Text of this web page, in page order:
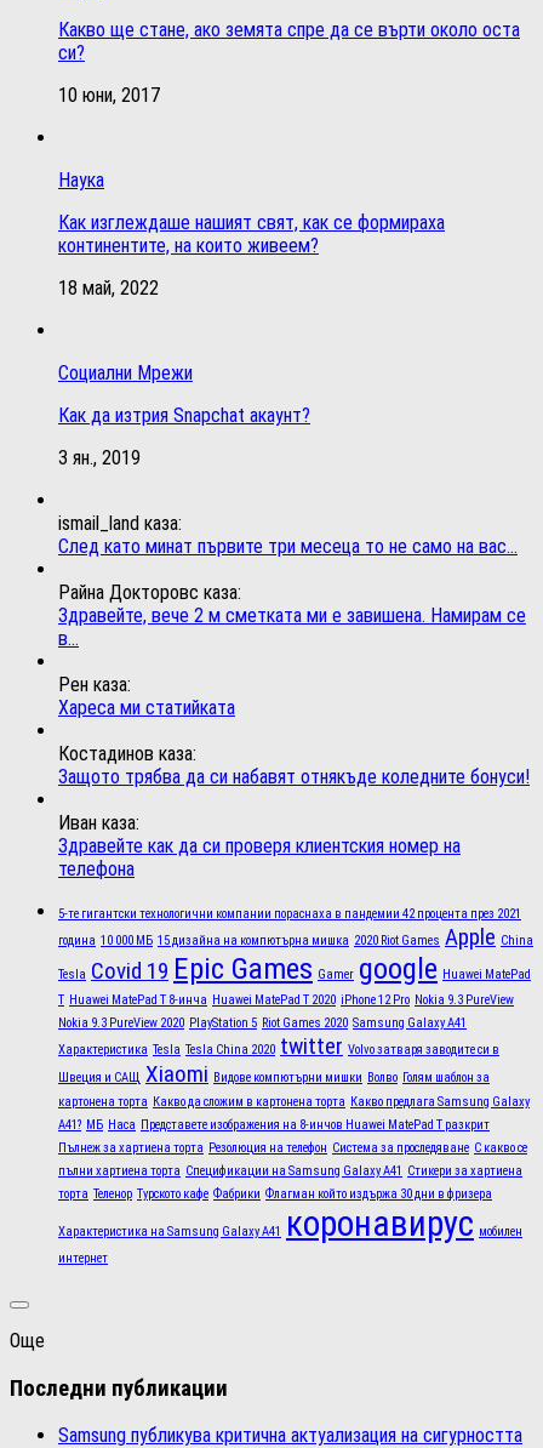
Какво ще стане, ако земята спре да се върти около оста
си?
10 юни, 2017
Наука
Как изглеждаше нашият свят, как се формираха
континентите, на които живеем?
18 май, 2022
Социални Мрежи
Как да изтрия Snapchat акаунт?
3 ян., 2019
ismail_land каза:
След като минат първите три месеца то не само на вас...
Райна Докторовс каза:
Здравейте, вече 2 м сметката ми е завишена. Намирам се
в...
Рен каза:
Хареса ми статийката
Костадинов каза:
Защото трябва да си набавят отнякъде коледните бонуси!
Иван каза:
Здравейте как да си проверя клиентския номер на
телефона
5-те гигантски технологични компании пораснаха в пандемии 42 процента през 2021
година 10 000 МБ 15 дизайна на компютърна мишка 2020 Riot Games Apple China
Tesla Covid 19 Epic Games Gamer google Huawei MatePad
T Huawei MatePad T 8-инча Huawei MatePad T 2020 iPhone 12 Pro Nokia 9.3 PureView
Nokia 9.3 PureView 2020 PlayStation 5 Riot Games 2020 Samsung Galaxy A41
Характеристика Tesla Tesla China 2020 twitter Volvo затваря заводите си в
Швеция и САЩ Xiaomi Видове компютърни мишки Волво Голям шаблон за
картонена торта Какво да сложим в картонена торта Какво предлага Samsung Galaxy
A41? МБ Наса Представете изображения на 8-инчов Huawei MatePad T разкрит
Пълнеж за хартиена торта Резолюция на телефон Система за проследяване С какво се
пълни хартиена торта Спецификации на Samsung Galaxy A41 Стикери за хартиена
торта Теленор Турското кафе Фабрики Флагман който издържа 30 дни в фризера
Характеристика на Samsung Galaxy A41 коронавирус мобилен
интернет
Още
Последни публикации
Samsung публикува критична актуализация на сигурността